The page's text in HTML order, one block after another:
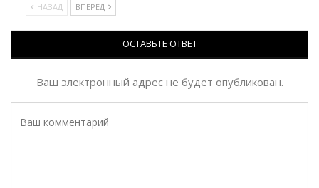
НАЗАД ВПЕРЕД
ОСТАВЬТЕ ОТВЕТ
Ваш электронный адрес не будет опубликован.